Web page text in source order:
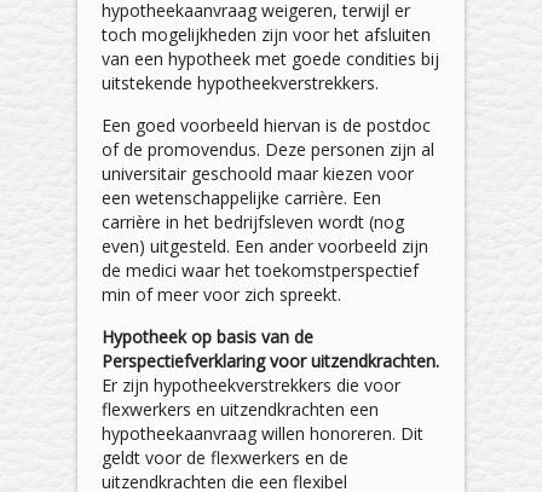
hypotheekaanvraag weigeren, terwijl er
toch mogelijkheden zijn voor het afsluiten
van een hypotheek met goede condities bij
uitstekende hypotheekverstrekkers.
Een goed voorbeeld hiervan is de postdoc
of de promovendus. Deze personen zijn al
universitair geschoold maar kiezen voor
een wetenschappelijke carrière. Een
carrière in het bedrijfsleven wordt (nog
even) uitgesteld. Een ander voorbeeld zijn
de medici waar het toekomstperspectief
min of meer voor zich spreekt.
Hypotheek op basis van de
Perspectiefverklaring voor uitzendkrachten.
Er zijn hypotheekverstrekkers die voor
flexwerkers en uitzendkrachten een
hypotheekaanvraag willen honoreren. Dit
geldt voor de flexwerkers en de
uitzendkrachten die een flexibel